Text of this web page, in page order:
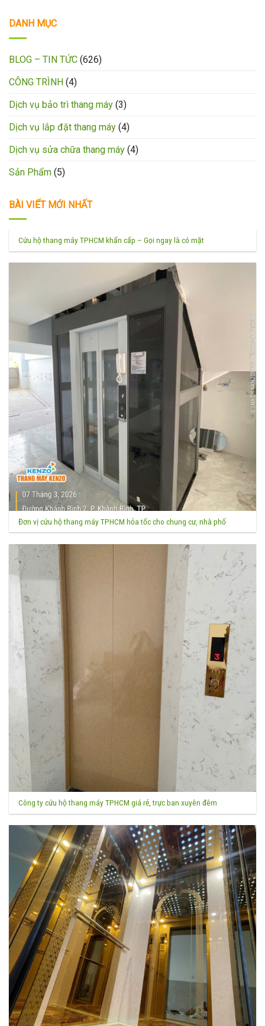
DANH MỤC
BLOG – TIN TỨC (626)
CÔNG TRÌNH (4)
Dịch vụ bảo trì thang máy (3)
Dịch vụ lắp đặt thang máy (4)
Dịch vụ sửa chữa thang máy (4)
Sản Phẩm (5)
BÀI VIẾT MỚI NHẤT
Cứu hộ thang máy TPHCM khẩn cấp – Gọi ngay là có mặt
Đơn vị cứu hộ thang máy TPHCM hỏa tốc cho chung cư, nhà phố
Công ty cứu hộ thang máy TPHCM giá rẻ, trực ban xuyên đêm